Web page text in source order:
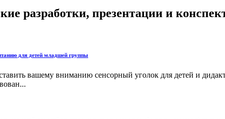
разработки, презентации и
для детей младшей группы
вашему вниманию сенсорный уголок для детей и